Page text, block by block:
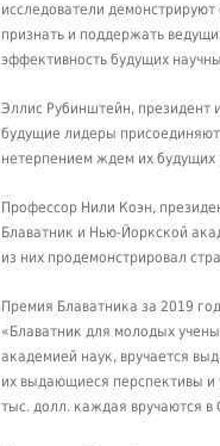
исследователи
признать и поддержать
эффективность будущих
Эллис Рубинштейн, президент
будущие лидеры
нетерпением ждем их
Профессор Нили Коэн,
Блаватник и Нью-Йоркской
из них продемонстрировал
Премия Блаватника за 2019
«Блаватник для молодых
академией наук, вручается
их выдающиеся перспективы и
тыс. долл. каждая вручаются